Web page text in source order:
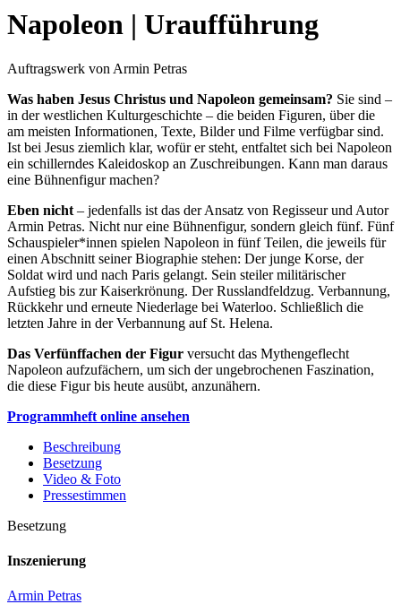
Napoleon | Uraufführung
Auftragswerk von Armin Petras
Was haben Jesus Christus und Napoleon gemeinsam? Sie sind –
in der westlichen Kulturgeschichte – die beiden Figuren, über die
am meisten Informationen, Texte, Bilder und Filme verfügbar sind.
Ist bei Jesus ziemlich klar, wofür er steht, entfaltet sich bei Napoleon
ein schillerndes Kaleidoskop an Zuschreibungen. Kann man daraus
eine Bühnenfigur machen?
Eben nicht – jedenfalls ist das der Ansatz von Regisseur und Autor
Armin Petras. Nicht nur eine Bühnenfigur, sondern gleich fünf. Fünf
Schauspieler*innen spielen Napoleon in fünf Teilen, die jeweils für
einen Abschnitt seiner Biographie stehen: Der junge Korse, der
Soldat wird und nach Paris gelangt. Sein steiler militärischer
Aufstieg bis zur Kaiserkrönung. Der Russlandfeldzug. Verbannung,
Rückkehr und erneute Niederlage bei Waterloo. Schließlich die
letzten Jahre in der Verbannung auf St. Helena.
Das Verfünffachen der Figur versucht das Mythengeflecht
Napoleon aufzufächern, um sich der ungebrochenen Faszination,
die diese Figur bis heute ausübt, anzunähern.
Programmheft online ansehen
Beschreibung
Besetzung
Video & Foto
Pressestimmen
Besetzung
Inszenierung
Armin Petras